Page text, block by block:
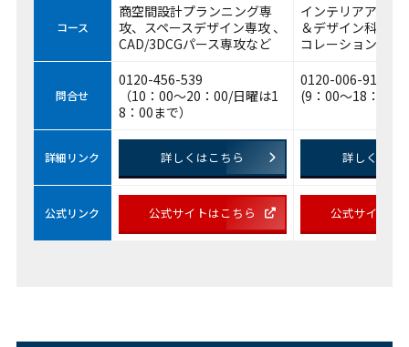
コース
商空間設計プランニング専
攻、スペースデザイン専攻 、
CAD/3DCGパース専攻など
インテリアアーキ
＆デザイン科、イ
コレーション科な
問合せ
0120-456-539
（10：00～20：00/日曜は1
8：00まで）
0120-006-911
(9：00～18：00)
詳細リンク 詳しくはこちら 詳しくはこ
公式リンク 公式サイトはこちら 公式サイトは